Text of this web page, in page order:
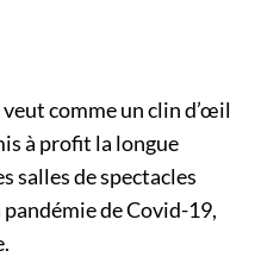
comme un clin d’œil
à profit la longue
salles de spectacles
de Covid-19,